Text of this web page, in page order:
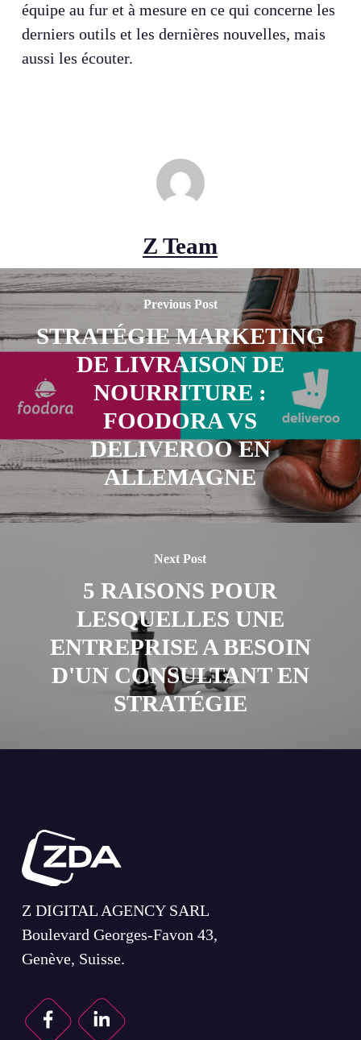
équipe au fur et à mesure en ce qui concerne les
derniers outils et les dernières nouvelles, mais
aussi les écouter.
Z Team
Previous Post
STRATÉGIE MARKETING
DE LIVRAISON DE
NOURRITURE :
FOODORA VS
DELIVEROO EN
ALLEMAGNE
Next Post
5 RAISONS POUR
LESQUELLES UNE
ENTREPRISE A BESOIN
D'UN CONSULTANT EN
STRATÉGIE
Z DIGITAL AGENCY SARL
Boulevard Georges-Favon 43,
Genève, Suisse.